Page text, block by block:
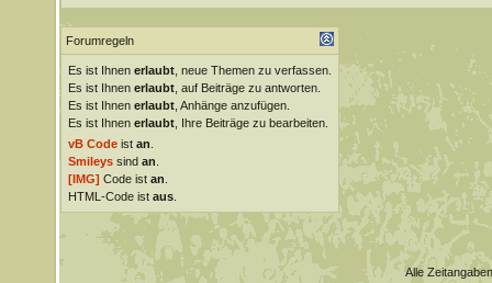
Forumregeln
Es ist Ihnen erlaubt, neue Themen zu verfassen.
Es ist Ihnen erlaubt, auf Beiträge zu antworten.
Es ist Ihnen erlaubt, Anhänge anzufügen.
Es ist Ihnen erlaubt, Ihre Beiträge zu bearbeiten.
vB Codeist an
Smileyssind an
[IMG] Code ist an
HTML-Code ist aus.
Alle